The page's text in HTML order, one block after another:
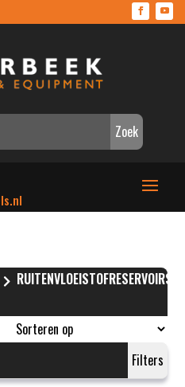
Zoek
RUITENVLOEISTOFRESERVOIRS
Filters